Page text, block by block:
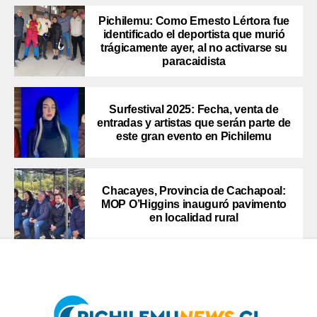
Pichilemu: Como Ernesto Lértora fue
identificado el deportista que murió
trágicamente ayer, al no activarse su
paracaidista
Surfestival 2025: Fecha, venta de
entradas y artistas que serán parte de
este gran evento en Pichilemu
Chacayes, Provincia de Cachapoal:
MOP O’Higgins inauguró pavimento
en localidad rural